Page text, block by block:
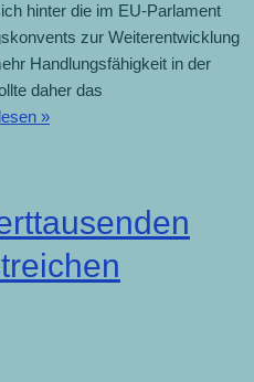
hinter die im EU-Parlament
zur Weiterentwicklung
Handlungsfähigkeit in der
daher das
»